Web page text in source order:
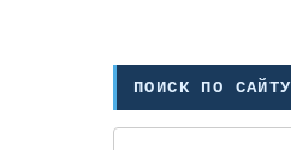
ПОИСК ПО САЙТУ